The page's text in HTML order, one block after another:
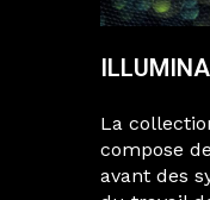
La
compose
avant des